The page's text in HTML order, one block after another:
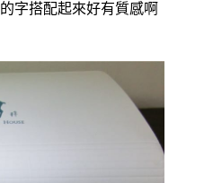
的字搭配起來好有質感啊